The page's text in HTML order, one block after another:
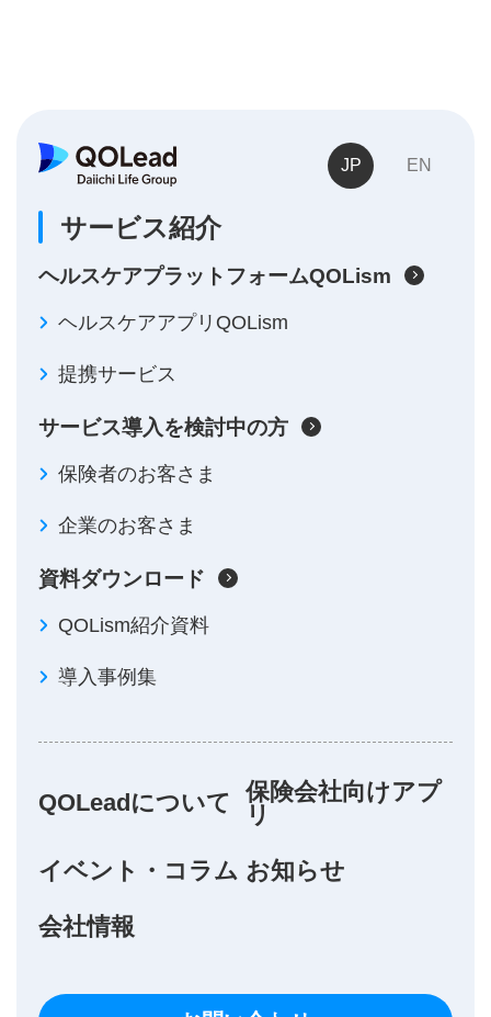
JP EN
サービス紹介
ヘルスケアプラットフォームQOLism
ヘルスケアアプリQOLism
提携サービス
サービス導入を検討中の方
保険者のお客さま
企業のお客さま
資料ダウンロード
QOLism紹介資料
導入事例集
QOLeadについて
保険会社向けアプ
リ
イベント・コラム お知らせ
会社情報